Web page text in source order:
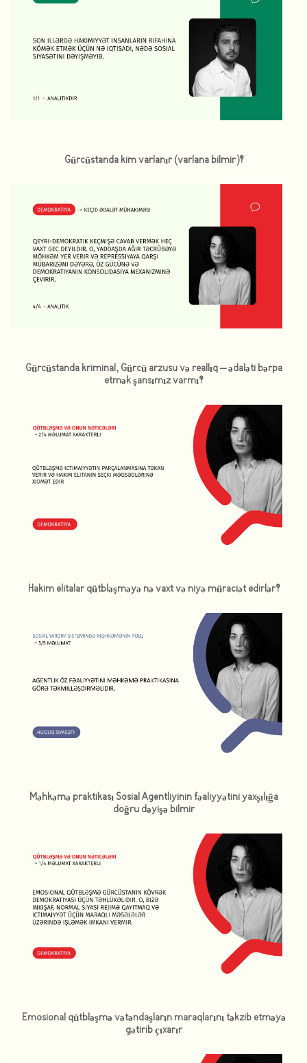
Gürcüstanda kim varlanır (varlana bilmir)?
Gürcüstanda kriminal, Gürcü arzusu və reallıq – ədaləti bərpa
etmək şansımız varmı?
Hakim elitalar qütbləşməyə nə vaxt və niyə müraciət edirlər?
Məhkəmə praktikası Sosial Agentliyinin fəaliyyətini yaxşılığa
doğru dəyişə bilmir
Emosional qütbləşmə vətəndaşların maraqlarını təkzib etməyə
gətirib çıxarır